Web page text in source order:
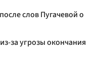
слов Пугачевой о
за угрозы окончания